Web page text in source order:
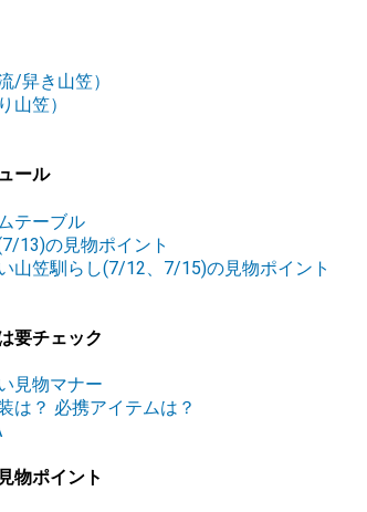
/舁き山笠）
山笠）
ール
テーブル
13)の見物ポイント
山笠馴らし(7/12、7/15)の見物ポイント
要チェック
見物マナー
は？ 必携アイテムは？
物ポイント